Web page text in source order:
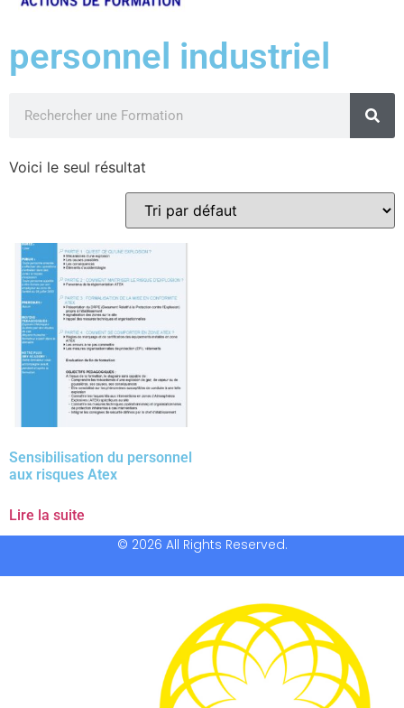
personnel industriel
Voici le seul résultat
Sensibilisation du personnel
aux risques Atex
Lire la suite
© 2026 All Rights Reserved.